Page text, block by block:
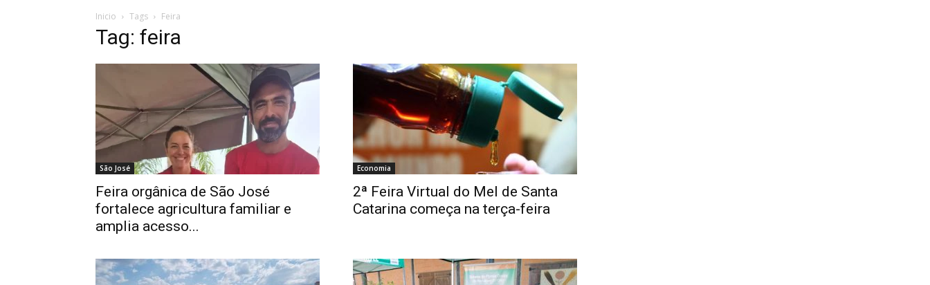
Inicio Tags Feira
Tag: feira
São José
Feira orgânica de São José
fortalece agricultura familiar e
amplia acesso...
Economia
2ª Feira Virtual do Mel de Santa
Catarina começa na terça-feira